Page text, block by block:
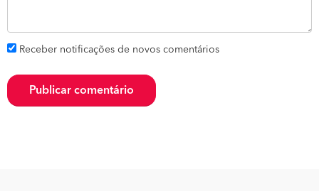
Receber notificações de novos comentários
Publicar comentário